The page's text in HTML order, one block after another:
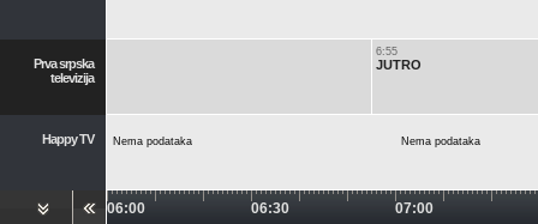
Prva srpska
televizija
Happy TV
Red TV
6:55
JUTRO
Nema podataka Nema podataka
06:00 06:30 07:00